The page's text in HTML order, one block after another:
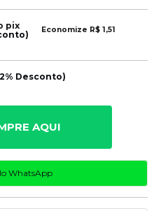
pix
Economize R$ 1,51
Desconto)
AQUI
WhatsApp